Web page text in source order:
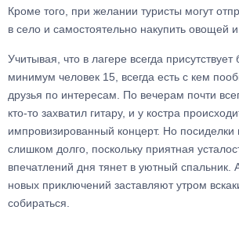
Кроме того, при желании туристы могут
в село и самостоятельно накупить овощей и
Учитывая, что в лагере всегда
минимум человек 15, всегда есть с кем
друзья по интересам. По вечерам почти
кто-то захватил гитару, и у костра
импровизированный концерт. Но
слишком долго, поскольку приятная
впечатлений дня тянет в уютный спальник.
новых приключений заставляют утром
собираться.